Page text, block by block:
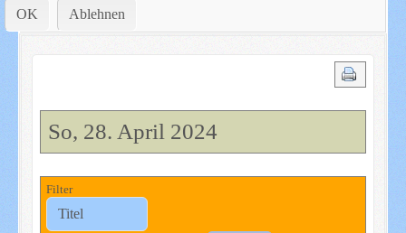
So, 28. April 2024
Filter
OK Ablehnen